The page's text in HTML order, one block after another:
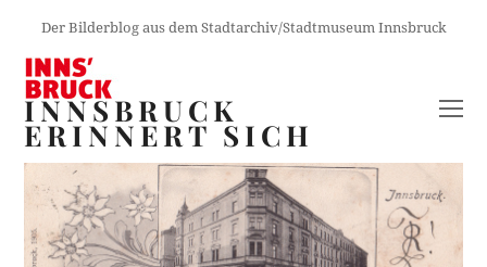
Der Bilderblog aus dem Stadtarchiv/Stadtmuseum Innsbruck
INNSBRUCK
ERINNERT SICH